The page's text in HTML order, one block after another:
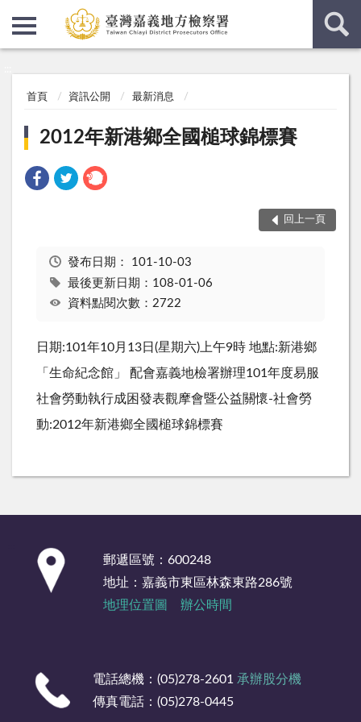
首頁 資訊公開 最新消息
2012年新港鄉全國槌球錦標賽
回上一頁
發布日期： 101-10-03
最後更新日期：108-01-06
資料點閱次數：2722
日期:101年10月13日(星期六)上午9時 地點:新港鄉
「生命紀念館」 配會嘉義地檢署辦理101年度易服
社會勞動執行成困發表觀摩會暨公益關懷-社會勞
動:2012年新港鄉全國槌球錦標賽
郵遞區號：600248
地址：嘉義市東區林森東路286號
地理位置圖
辦公時間
電話總機：(05)278-2601 承辦股分機
傳真電話：(05)278-0445